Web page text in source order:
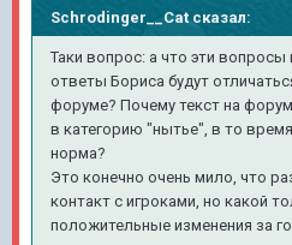
Schrodinger__Catсказал:
Таки вопрос: а что эти вопросы
ответы Бориса будут
форуме? Почему текст на
в категорию "нытье", в то
норма?
Это конечно очень мило, что
контакт с игроками, но какой
положительные изменения за